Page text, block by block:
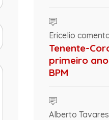
Ericelio
Tenente-
primeiro
BPM
Alberto